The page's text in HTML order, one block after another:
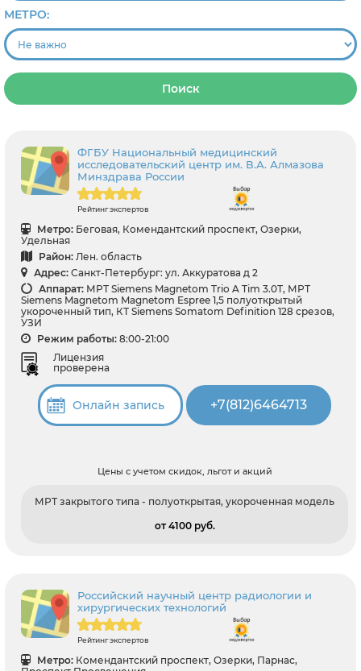
МЕТРО:
Поиск
ФГБУ Национальный медицинский
исследовательский центр им. В.А. Алмазова
Минздрава России
Рейтинг экспертов
Метро: Беговая, Комендантский проспект, Озерки,
Удельная
Район: Лен. область
Адрес: Санкт-Петербург: ул. Аккуратова д 2
Аппарат: МРТ Siemens Magnetom Trio A Tim 3.0Т, МРТ
Siemens Magnetom Magnetom Espree 1,5 полуоткрытый
укороченный тип, КТ Siemens Somatom Definition 128 срезов,
УЗИ
Режим работы: 8:00-21:00
Лицензия
проверена
Онлайн запись +7(812)6464713
Цены с учетом скидок, льгот и акций
МРТ закрытого типа - полуоткрытая, укороченная модель
от 4100 pуб.
Российский научный центр радиологии и
хирургических технологий
Рейтинг экспертов
Метро: Комендантский проспект, Озерки, Парнас,